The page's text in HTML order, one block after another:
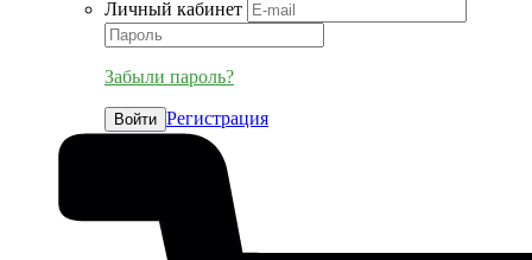
Личный кабинет
Забыли пароль?
Войти Регистрация